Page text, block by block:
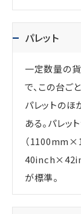
パレット
一定数量の
で、この台ご
パレットのほ
ある。パレッ
（
が標準。